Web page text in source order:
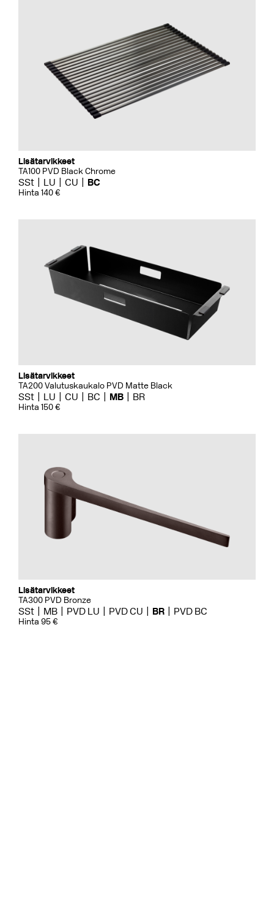
Lisätarvikkeet
TA100 PVD Black Chrome
SSt LU CU BC
Hinta 140 €
Lisätarvikkeet
TA200 Valutuskaukalo PVD Matte Black
SSt LU CU BC MB BR
Hinta 150 €
Lisätarvikkeet
TA300 PVD Bronze
SSt MB PVD LU PVD CU BR PVD BC
Hinta 95 €